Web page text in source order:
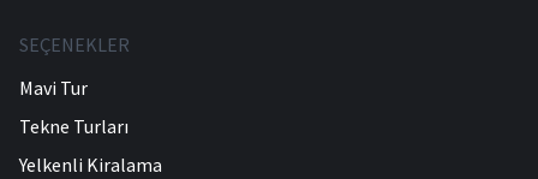
SEÇENEKLER
Mavi Tur
Tekne Turları
Yelkenli Kiralama